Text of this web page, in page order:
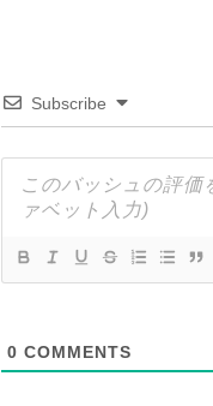
Subscribe
0 COMMENTS